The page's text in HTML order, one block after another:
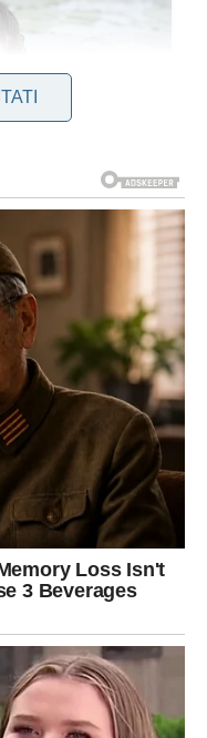
kroz
određeni procenat
dodaju kako bi
nošenja.
tijelu i
počinju gubiti svoju